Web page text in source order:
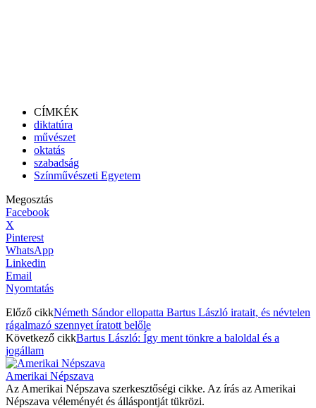
CÍMKÉK
diktatúra
művészet
oktatás
szabadság
Színművészeti Egyetem
Megosztás
Facebook
X
Pinterest
WhatsApp
Linkedin
Email
Nyomtatás
Előző cikkNémeth Sándor ellopatta Bartus László iratait, és névtelen
rágalmazó szennyet íratott belőle
Következő cikkBartus László: Így ment tönkre a baloldal és a
jogállam
Amerikai Népszava
Az Amerikai Népszava szerkesztőségi cikke. Az írás az Amerikai
Népszava véleményét és álláspontját tükrözi.